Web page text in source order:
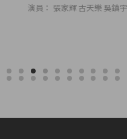
演員： 劉青雲